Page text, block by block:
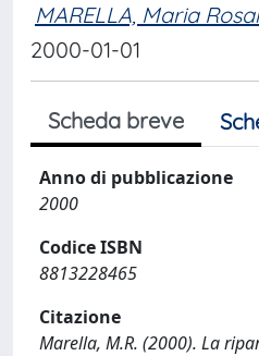
MARELLA, Maria
2000-01-01
Scheda breve
Anno di pubblicazione
2000
Codice ISBN
8813228465
Citazione
Marella, M.R. (2000). La